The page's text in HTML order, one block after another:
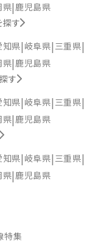
県 鹿児島県
探す
知県 岐阜県 三重県
県 鹿児島県
す
知県 岐阜県 三重県
県 鹿児島県
知県 岐阜県 三重県
県 鹿児島県
特集